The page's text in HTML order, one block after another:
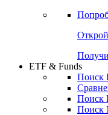
ETF & Funds
Поиск
Поиск